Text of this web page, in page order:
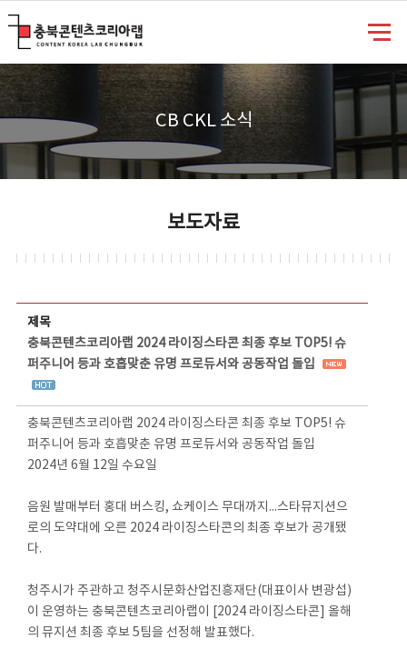
CB CKL 소식
보도자료
제목
충북콘텐츠코리아랩 2024 라이징스타콘 최종 후보 TOP5! 슈
퍼주니어 등과 호흡맞춘 유명 프로듀서와 공동작업 돌입
충북콘텐츠코리아랩 2024 라이징스타콘 최종 후보 TOP5! 슈
퍼주니어 등과 호흡맞춘 유명 프로듀서와 공동작업 돌입
2024년 6월 12일 수요일
음원 발매부터 홍대 버스킹, 쇼케이스 무대까지...스타뮤지션으
로의 도약대에 오른 2024 라이징스타콘의 최종 후보가 공개됐
다.
청주시가 주관하고 청주시문화산업진흥재단(대표이사 변광섭)
이 운영하는 충북콘텐츠코리아랩이 [2024 라이징스타콘] 올해
의 뮤지션 최종 후보 5팀을 선정해 발표했다.